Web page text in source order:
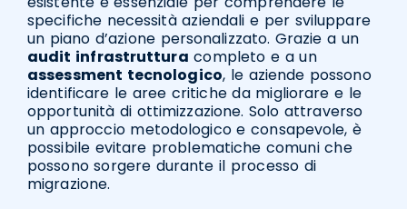
specifiche necessità aziendali e per sviluppare
un piano d’azione personalizzato. Grazie a un
audit infrastruttura completo e a un
assessment tecnologico, le aziende possono
identificare le aree critiche da migliorare e le
opportunità di ottimizzazione. Solo attraverso
un approccio metodologico e consapevole, è
possibile evitare problematiche comuni che
possono sorgere durante il processo di
migrazione.